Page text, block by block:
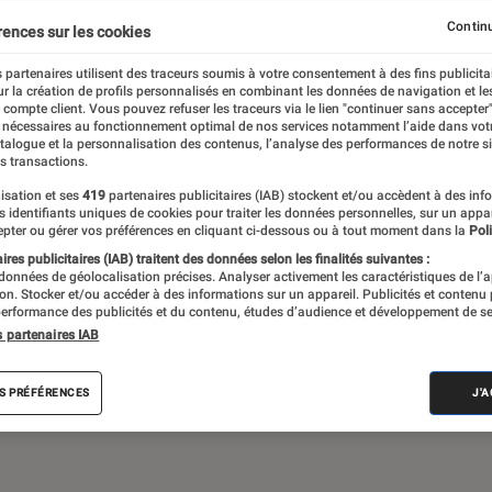
expos… Du suivi de l’actualité aux
et les articles long format,
meilleur de l’actualité culturelle
Album Concert Rap Exposition
sur les cookies
partenaires utilisent des traceurs soumis à votre consentement à des fins
la création de profils personnalisés en combinant les données de navigation et
compte client. Vous pouvez refuser les traceurs via le lien "continuer sans
au fonctionnement optimal de nos services notamment l’aide dans
et la personnalisation des contenus, l’analyse des performances de notre
transactions.
et ses 419 partenaires publicitaires (IAB) stockent et/ou accèdent à des
identifiants uniques de cookies pour traiter les données personnelles, sur un
ou gérer vos préférences en cliquant ci-dessous ou à tout moment dans la
publicitaires (IAB) traitent des données selon les finalités suivantes :
de géolocalisation précises. Analyser activement les caractéristiques de
Stocker et/ou accéder à des informations sur un appareil. Publicités et contenu
des publicités et du contenu, études d’audience et développement de
partenaires IAB
PRÉFÉRENCES